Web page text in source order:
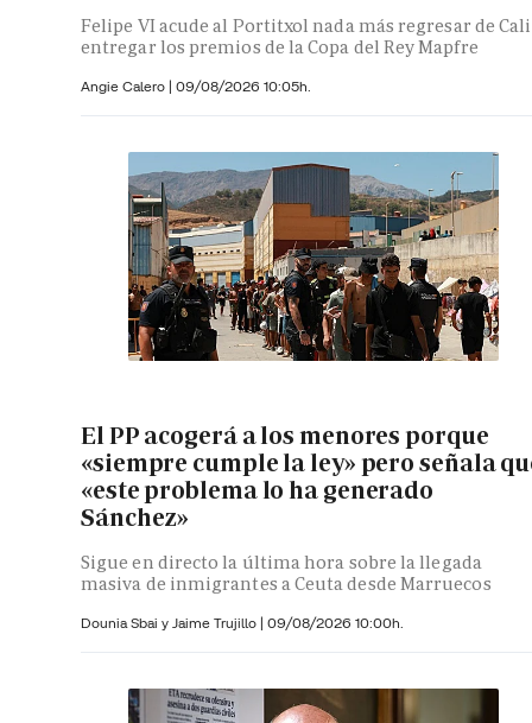
Felipe VI acude al Portitxol nada más regresar de
entregar los premios de la Copa del Rey Mapfre
Angie Calero | 09/08/2026 10:05h.
El PP acogerá a los menores porque
«siempre cumple la ley» pero señala
«este problema lo ha generado
Sánchez»
Sigue en directo la última hora sobre la llegada
masiva de inmigrantes a Ceuta desde Marruecos
Dounia Sbai y Jaime Trujillo | 09/08/2026 10:00h.